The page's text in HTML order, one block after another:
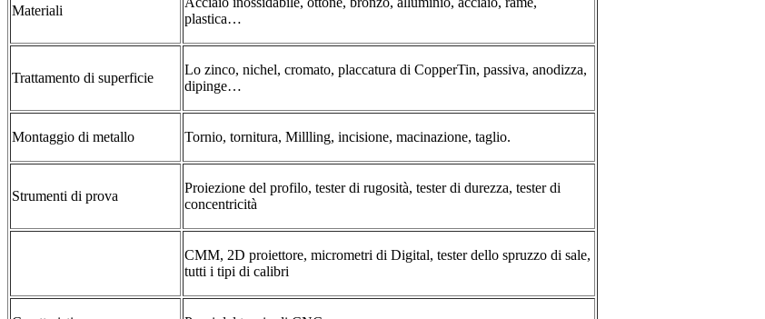
Materiali
plastica…
Trattamento di superficie
Lo zinco, nichel, cromato, placcatura di CopperTin, passiva, anodizza,
dipinge…
Montaggio di metallo Tornio, tornitura, Millling, incisione, macinazione, taglio.
Strumenti di prova
Proiezione del profilo, tester di rugosità, tester di durezza, tester di
concentricità
CMM, 2D proiettore, micrometri di Digital, tester dello spruzzo di sale,
tutti i tipi di calibri